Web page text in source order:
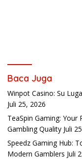
Baca Juga
Winpot Casino: Su
Juli 25, 2026
TeaSpin Gaming:
Gambling Quality Juli
Speedz Gaming Hub:
Modern Gamblers Juli